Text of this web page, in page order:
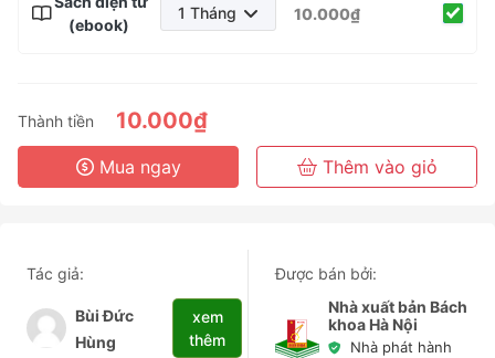
(ebook)
1 Tháng
6 Tháng
3 Năm
10.000₫
Thành tiền 10.000₫
Mua ngay Thêm vào giỏ
Tác giả:
Bùi Đức
Hùng
xem
thêm
Được bán bởi:
Nhà xuất bản Bách
khoa Hà Nội
Nhà phát hành